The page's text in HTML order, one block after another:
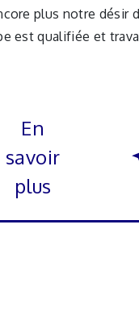
plus notre désir
est qualifiée et
En
savoir
plus